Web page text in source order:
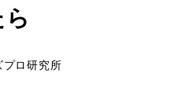
カテゴリー
プロ研究所